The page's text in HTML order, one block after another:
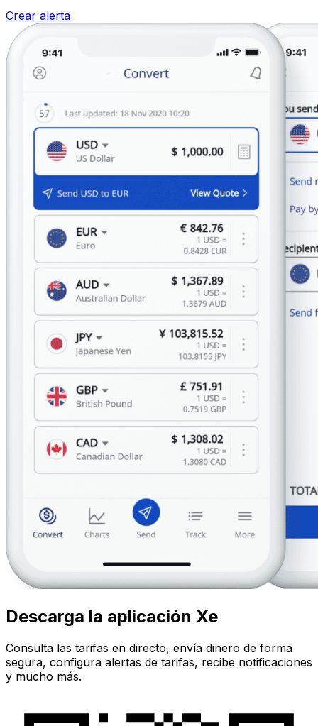
Crear alerta
Descarga la aplicación Xe
Consulta las tarifas en directo, envía dinero de forma
segura, configura alertas de tarifas, recibe notificaciones
y mucho más.